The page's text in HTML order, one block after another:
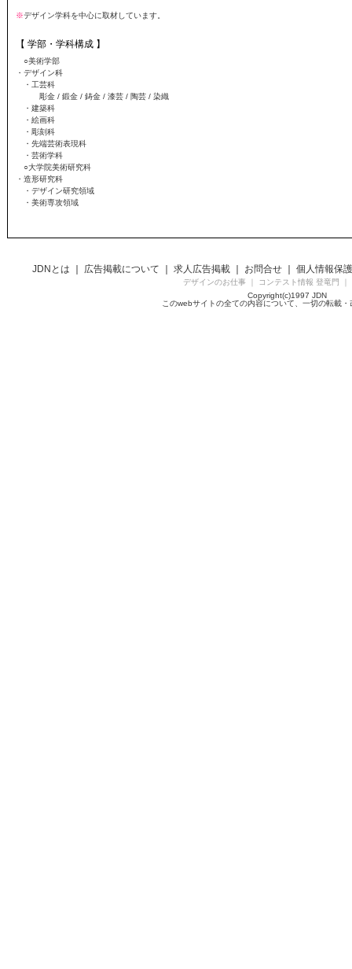
※デザイン学科を中心に取材しています。
【 学部・学科構成 】
○美術学部
・デザイン科
・工芸科
彫金 / 鍛金 / 鋳金 / 漆芸 / 陶芸 / 染織
・建築科
・絵画科
・彫刻科
・先端芸術表現科
・芸術学科
○大学院美術研究科
・造形研究科
・デザイン研究領域
・美術専攻領域
JDNとは 広告掲載について 求人広告掲載 お問合せ 個人情報保
デザインのお仕事｜ コンテスト情報 登竜門
Copyright(c)1997 JDN
このwebサイトの全ての内容について、一切の転載